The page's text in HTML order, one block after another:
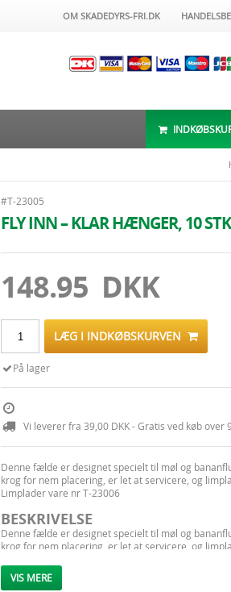
OM SKADEDYRS-FRI.DK
#T-23005
FLY INN – KLAR HÆNGER, 10
148.95 DKK
LÆG I INDKØBSKURVEN
På lager
Vi leverer fra 39,00 DKK - Gratis ved køb over
Denne fælde er designet specielt til møl og
krog for nem placering, er let at servicere, og
Limplader vare nr T-23006
BESKRIVELSE
Denne fælde er designet specielt til møl og
krog for nem placering, er let at servicere, og
Krogen giver mulighed for ophængning i
fritstående.
VIS MERE